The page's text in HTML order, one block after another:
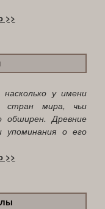
>>
у имени
стран мира, чьи
обширен. Древние
о его
>>